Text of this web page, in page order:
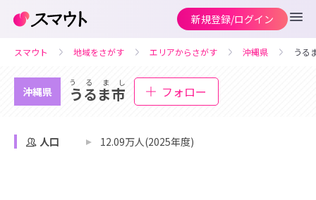
新規登録/ログイン
スマウト 地域をさがす エリアからさがす 沖縄県 うる
沖縄県
うるまし
うるま市 フォロー
人口 12.09万人(2025年度)